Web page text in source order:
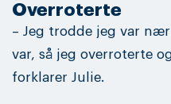
Overroterte
– Jeg trodde jeg var
var, så jeg overroterte
forklarer Julie.